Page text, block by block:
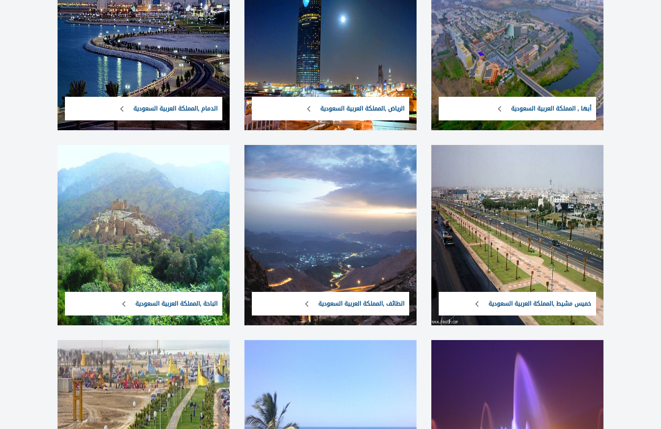
أبها , المملكة العربية السعودية الرياض ,المملكة العربية السعودية الدمام ,المملكة العربية السعودية
خميس مشيط ,المملكة العربية السعودية الطائف ,المملكة العربية السعودية الباحة ,المملكة العربية السعودية